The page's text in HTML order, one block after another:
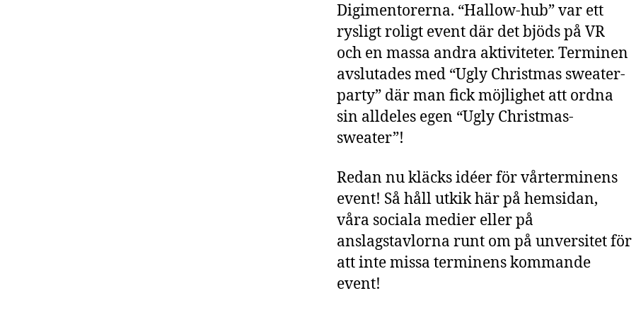
Digimentorerna. “Hallow-hub” var ett
rysligt roligt event där det bjöds på VR
och en massa andra aktiviteter. Terminen
avslutades med “Ugly Christmas sweater-
party” där man fick möjlighet att ordna
sin alldeles egen “Ugly Christmas-
sweater”!
Redan nu kläcks idéer för vårterminens
event! Så håll utkik här på hemsidan,
våra sociala medier eller på
anslagstavlorna runt om på unversitet för
att inte missa terminens kommande
event!